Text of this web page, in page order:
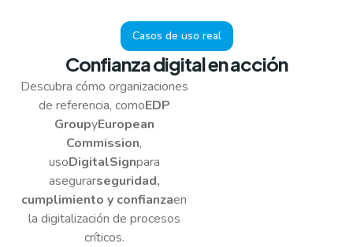
Casos de uso real
Confianza digital en acción
Descubra cómo organizaciones
de referencia, comoEDP
GroupyEuropean
Commission,
usoDigitalSignpara
asegurarseguridad,
cumplimiento y confianzaen
la digitalización de procesos
críticos.